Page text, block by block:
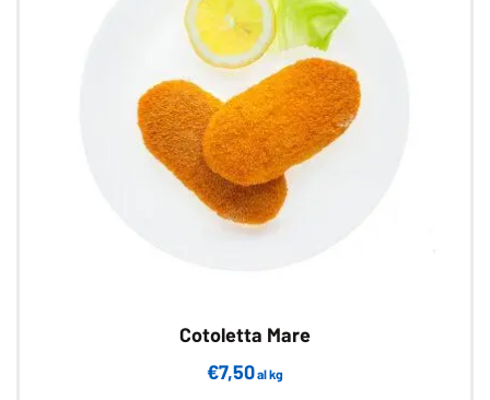
Cotoletta Mare
€7,50al kg